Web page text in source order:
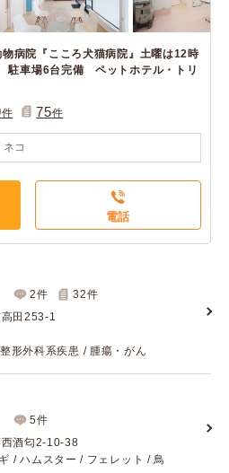
病院『こころ犬猫病院』土曜は12時
駐車場6台完備 ペットホテル・トリ
件 75件
コ
電話
2件 32件
田253-1
形外科系疾患 / 腫瘍・がん
5件
酒匂2-10-38
/ ハムスター / フェレット / 鳥